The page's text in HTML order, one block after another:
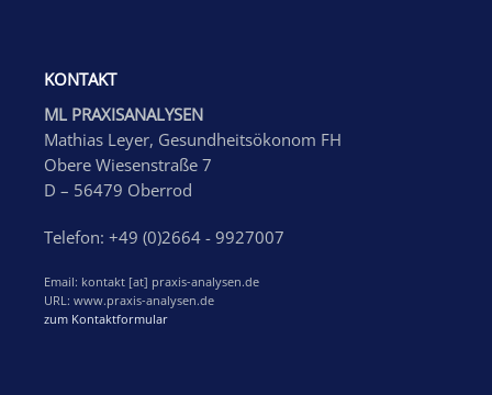
KONTAKT
ML PRAXISANALYSEN
Mathias Leyer, Gesundheitsökonom FH
Obere Wiesenstraße 7
D – 56479 Oberrod
Telefon: +49 (0)2664 - 9927007
Email: kontakt [at] praxis-analysen.de
URL: www.praxis-analysen.de
zum Kontaktformular